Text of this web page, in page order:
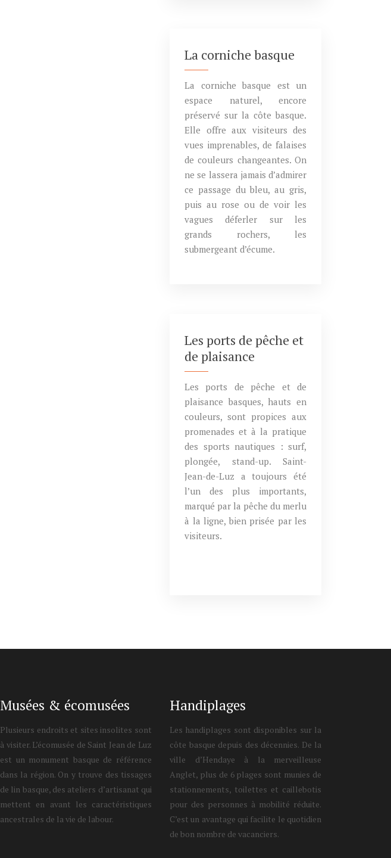
La corniche basque
La corniche basque est un
espace naturel, encore
préservé sur la côte basque.
Elle offre aux visiteurs des
vues imprenables, de falaises
de couleurs changeantes. On
ne se lassera jamais d’admirer
ce passage du bleu, au gris,
puis au rose ou de voir les
vagues déferler sur les
grands rochers, les
submergeant d’écume.
Les ports de pêche et
de plaisance
Les ports de pêche et de
plaisance basques, hauts en
couleurs, sont propices aux
promenades et à la pratique
des sports nautiques : surf,
plongée, stand-up. Saint-
Jean-de-Luz a toujours été
l’un des plus importants,
marqué par la pêche du merlu
à la ligne, bien prisée par les
visiteurs.
Musées & écomusées
Plusieurs endroits et sites insolites sont
à visiter. L’écomusée de Saint Jean de Luz
est un monument basque de référence
dans la région. On y trouve des tissages
de lin basque, des ateliers d’artisanat qui
mettent en avant les caractéristiques
ancestrales de la vie de labour.
Handiplages
Les handiplages sont disponibles sur la
côte basque depuis des décennies. De la
ville d’Hendaye à la merveilleuse
Anglet, plus de 6 plages sont munies de
stationnements, toilettes et caillebotis
pour des personnes à mobilité réduite.
C’est un avantage qui facilite le quotidien
de bon nombre de vacanciers.